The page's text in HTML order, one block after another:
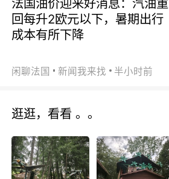
法国油价迎来好消息：汽油重
回每升2欧元以下，暑期出行
成本有所下降
闲聊法国 新闻我来找 半小时前
逛逛，看看 。。